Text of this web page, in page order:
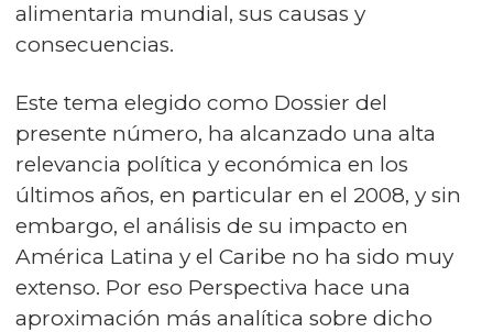
alimentaria mundial, sus causas y
consecuencias.
Este tema elegido como Dossier del
presente número, ha alcanzado una alta
relevancia política y económica en los
últimos años, en particular en el 2008, y sin
embargo, el análisis de su impacto en
América Latina y el Caribe no ha sido muy
extenso. Por eso Perspectiva hace una
aproximación más analítica sobre dicho